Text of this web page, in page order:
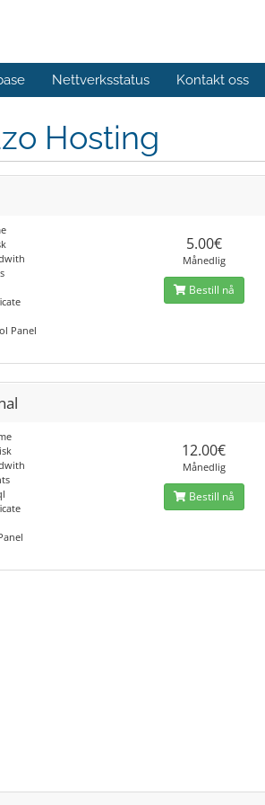
Nettverksstatus Kontakt oss
Hosting
Panel
5.00€
Månedlig
Bestill nå
12.00€
Månedlig
Bestill nå